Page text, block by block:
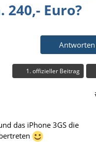
Euro?
Antworten
1. offizieller Beitrag
das iPhone 3GS die